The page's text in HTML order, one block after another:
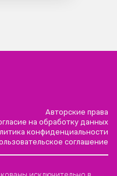
Авторские права
на обработку данных
конфиденциальности
соглашение